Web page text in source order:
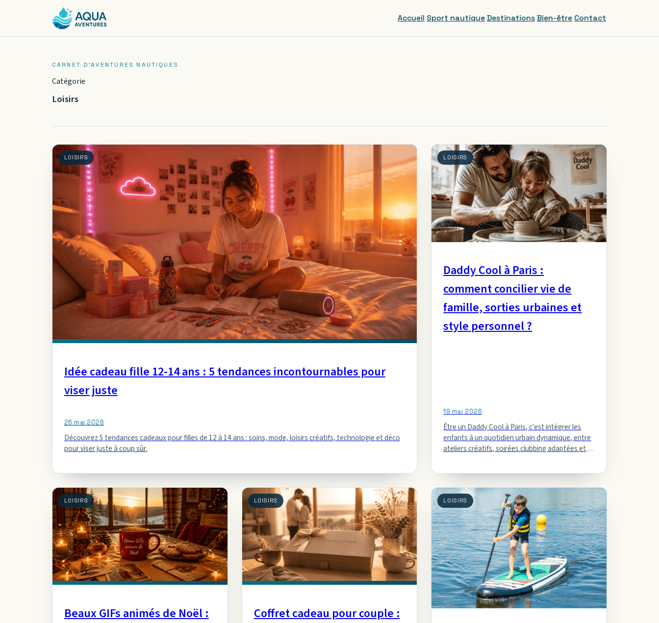
Accueil Sport nautique Destinations Bien-être Contact
Catégorie
Loisirs
LOISIRS
Idée cadeau fille 12-14 ans : 5 tendances incontournables pour
viser juste
26 mai 2026
Découvrez 5 tendances cadeaux pour filles de 12 à 14 ans : soins, mode, loisirs créatifs, technologie et déco
pour viser juste à coup sûr.
LOISIRS
Daddy Cool à Paris :
comment concilier vie de
famille, sorties urbaines et
style personnel ?
19 mai 2026
Être un Daddy Cool à Paris, c'est intégrer les
enfants à un quotidien urbain dynamique, entre
ateliers créatifs, soirées clubbing adaptées et
LOISIRS
Beaux GIFs animés de Noël :
LOISIRS
Coffret cadeau pour couple :
LOISIRS